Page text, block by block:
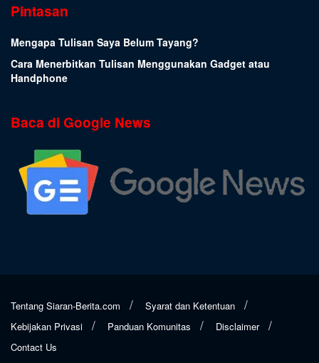
Pintasan
Mengapa Tulisan Saya Belum Tayang?
Cara Menerbitkan Tulisan Menggunakan Gadget atau
Handphone
Baca di Google News
Tentang Siaran-Berita.com
Syarat dan Ketentuan
Kebijakan Privasi
Panduan Komunitas
Disclaimer
Contact Us